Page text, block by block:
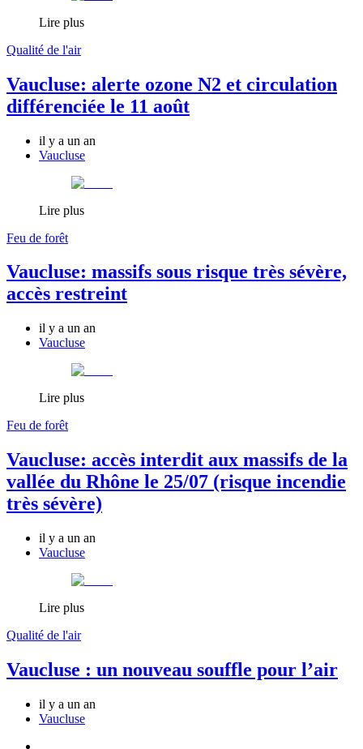
Lire plus
Qualité de l'air
Vaucluse: alerte ozone N2 et circulation
différenciée le 11 août
il y a un an
Vaucluse
Lire plus
Feu de forêt
Vaucluse: massifs sous risque très sévère,
accès restreint
il y a un an
Vaucluse
Lire plus
Feu de forêt
Vaucluse: accès interdit aux massifs de la
vallée du Rhône le 25/07 (risque incendie
très sévère)
il y a un an
Vaucluse
Lire plus
Qualité de l'air
Vaucluse : un nouveau souffle pour l’air
il y a un an
Vaucluse